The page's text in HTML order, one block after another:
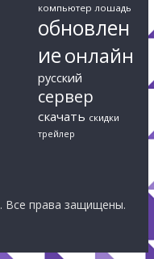
компьютер лошадь
обновлен
иеонлайн
русский
сервер
скачать скидки
трейлер
. Все права защищены.